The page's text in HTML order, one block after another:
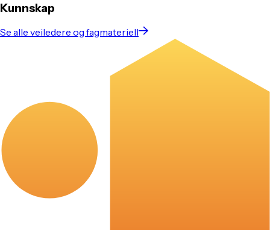
Kunnskap
Se alle veiledere og fagmateriell